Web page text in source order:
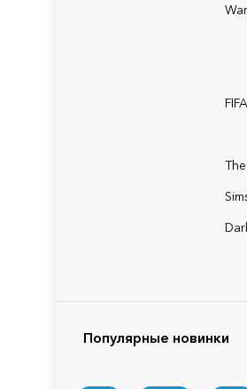
FIFA
The
Популярные новинки